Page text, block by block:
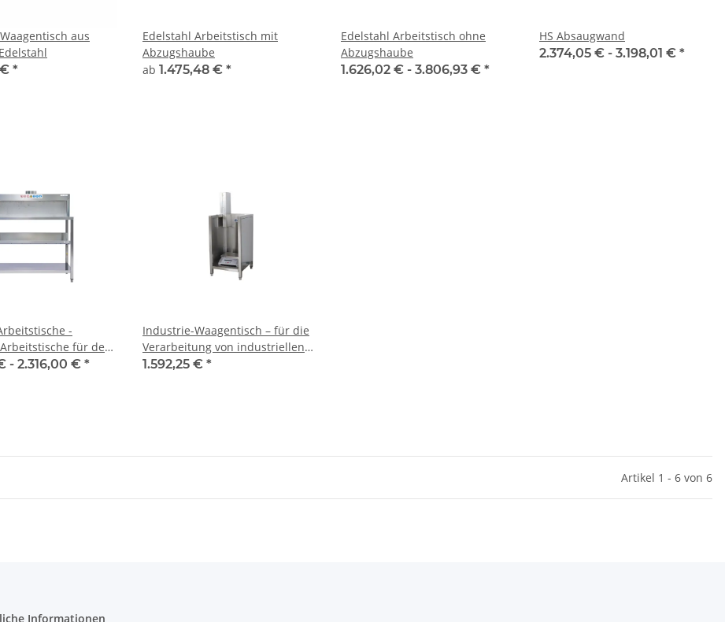
aus
*
Edelstahl Arbeitstisch mit
Abzugshaube
ab 1.475,48 € *
Edelstahl Arbeitstisch ohne
Abzugshaube
1.626,02 € - 3.806,93 € *
HS Absaugwand
2.374,05 € - 3.198,01 € *
-
für den
Einsatz
- 2.316,00 € *
Industrie-Waagentisch – für die
Verarbeitung von industriellen
Farbmengen
1.592,25 € *
Artikel 1 - 6 von 6
Informationen